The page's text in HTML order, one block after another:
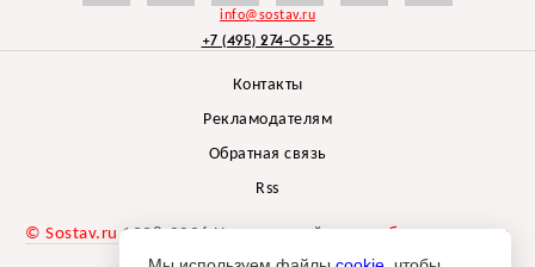
info@sostav.ru
+7 (495) 274-05-25
Контакты
Рекламодателям
Обратная связь
Rss
© Sostav.ru 1998-2026 Независимый проектбрендингового
агентства Depot